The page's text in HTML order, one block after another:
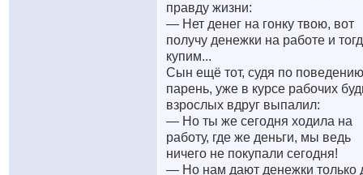
правду жизни:
— Нет денег на гонку твою, вот
получу денежки на работе и
купим...
Сын ещё тот, судя по
парень, уже в курсе рабочих
взрослых вдруг выпалил:
— Но ты же сегодня ходила на
работу, где же деньги, мы ведь
ничего не покупали сегодня!
— Но нам дают денежки только